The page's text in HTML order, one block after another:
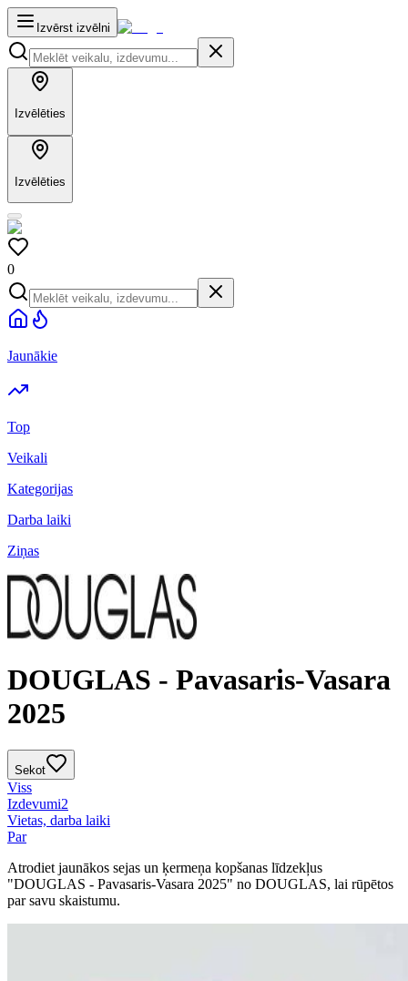
Izvērst izvēlni
Izvēlēties
Izvēlēties
0
Jaunākie
Top
Veikali
Kategorijas
Darba laiki
Ziņas
DOUGLAS - Pavasaris-Vasara
2025
Sekot
Viss
Izdevumi2
Vietas, darba laiki
Par
Atrodiet jaunākos sejas un ķermeņa kopšanas līdzekļus
"DOUGLAS - Pavasaris-Vasara 2025" no DOUGLAS, lai rūpētos
par savu skaistumu.